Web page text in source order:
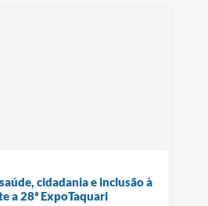
cidadania e inclusão à
a 28ª ExpoTaquari